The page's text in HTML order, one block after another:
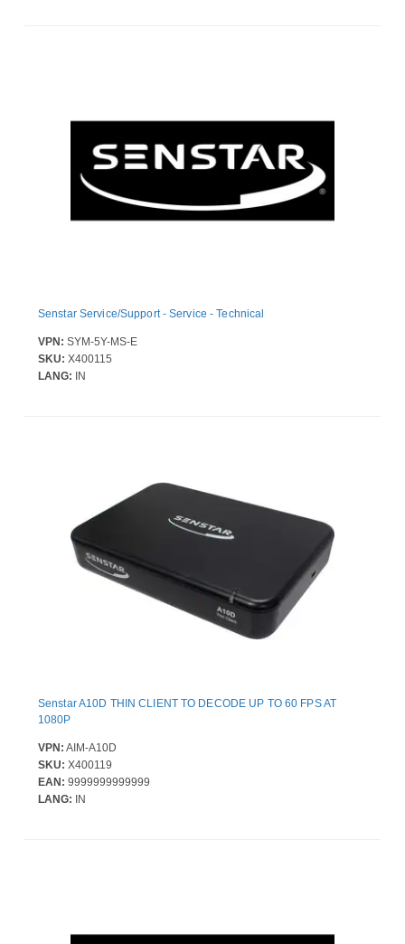
Senstar Service/Support - Service - Technical
VPN: SYM-5Y-MS-E
SKU: X400115
LANG: IN
Senstar A10D THIN CLIENT TO DECODE UP TO 60 FPS AT
1080P
VPN: AIM-A10D
SKU: X400119
EAN: 9999999999999
LANG: IN